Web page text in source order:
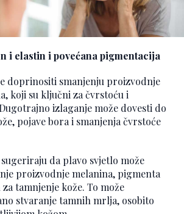
i elastin i povećana pigmentacija
doprinositi smanjenju proizvodnje
koji su ključni za čvrstoću i
izlaganje može dovesti do
pojave bora i smanjenja čvrstoće
da plavo svjetlo može
proizvodnje melanina, pigmenta
tamnjenje kože. To može
stvaranje tamnih mrlja, osobito